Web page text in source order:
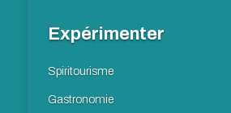
Expérimenter
Spiritourisme
Gastronomie